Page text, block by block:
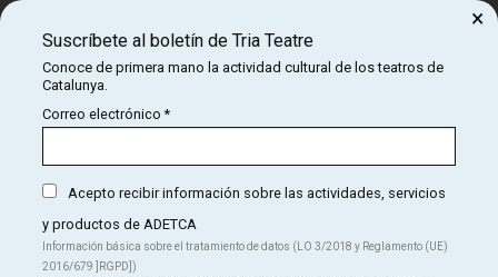
Con el soporte de:
Suscríbete al boletín de Tria Teatre
Conoce de primera mano la actividad cultural de los teatros de
Catalunya.
Correo electrónico*
Acepto recibir información sobre las actividades, servicios
y productos de ADETCA
Información básica sobre el tratamiento de datos (LO 3/2018 y Reglamento (UE)
2016/679 ]RGPD])
×